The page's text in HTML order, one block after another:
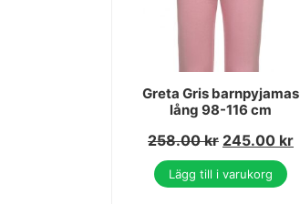
Greta Gris barnpyjamas
lång 98-116 cm
258.00kr 245.00 kr
Lägg till i varukorg